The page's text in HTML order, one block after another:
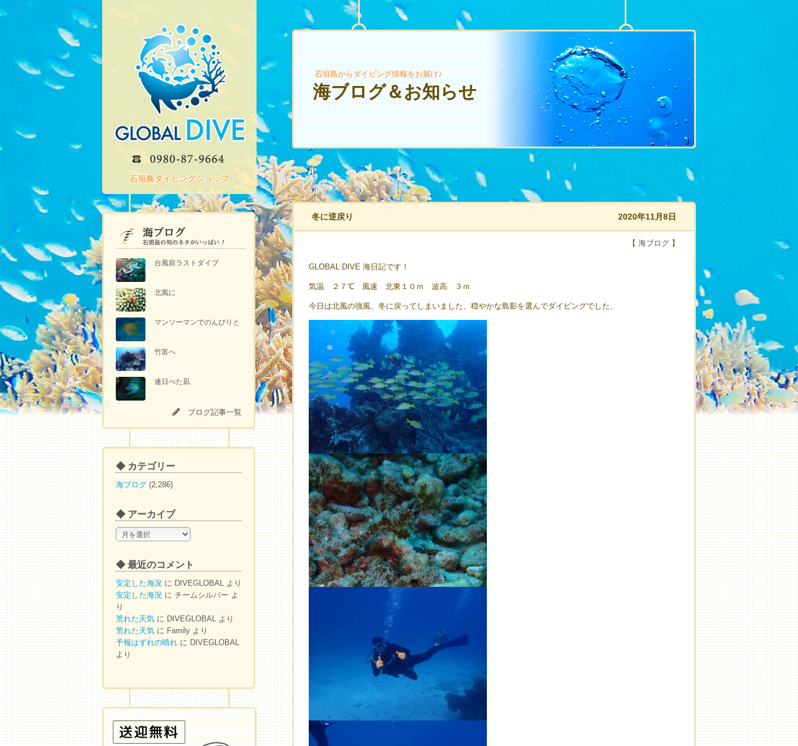
石垣島ダイビングショップ
台風前ラストダイブ
北風に
マンツーマンでのんびりと
竹富へ
連日べた凪
ブログ記事一覧
◆ カテゴリー
海ブログ (2,286)
◆ アーカイブ
◆
ア
カ
イ
ブ
◆ 最近のコメント
安定した海況 に DIVEGLOBAL より
安定した海況 に チームシルバー よ
り
荒れた天気 に DIVEGLOBAL より
荒れた天気 に Family より
予報はずれの晴れ に DIVEGLOBAL
より
石垣島からダイビング情報をお届け♪
海ブログ＆お知らせ
冬に逆戻り 2020年11月8日
【 海ブログ 】
GLOBAL DIVE 海日記です！
気温 ２７℃ 風速 北東１０ｍ 波高 ３ｍ
今日は北風の強風、冬に戻ってしまいました、穏やかな島影を選んでダイビングでした、